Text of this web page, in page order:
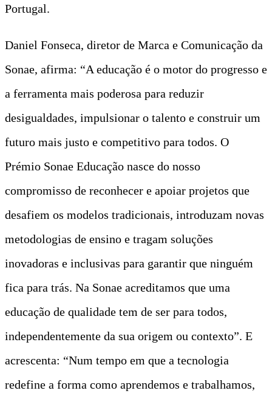
Portugal.
Daniel Fonseca, diretor de Marca e Comunicação da
Sonae, afirma: “A educação é o motor do progresso e
a ferramenta mais poderosa para reduzir
desigualdades, impulsionar o talento e construir um
futuro mais justo e competitivo para todos. O
Prémio Sonae Educação nasce do nosso
compromisso de reconhecer e apoiar projetos que
desafiem os modelos tradicionais, introduzam novas
metodologias de ensino e tragam soluções
inovadoras e inclusivas para garantir que ninguém
fica para trás. Na Sonae acreditamos que uma
educação de qualidade tem de ser para todos,
independentemente da sua origem ou contexto”. E
acrescenta: “Num tempo em que a tecnologia
redefine a forma como aprendemos e trabalhamos,